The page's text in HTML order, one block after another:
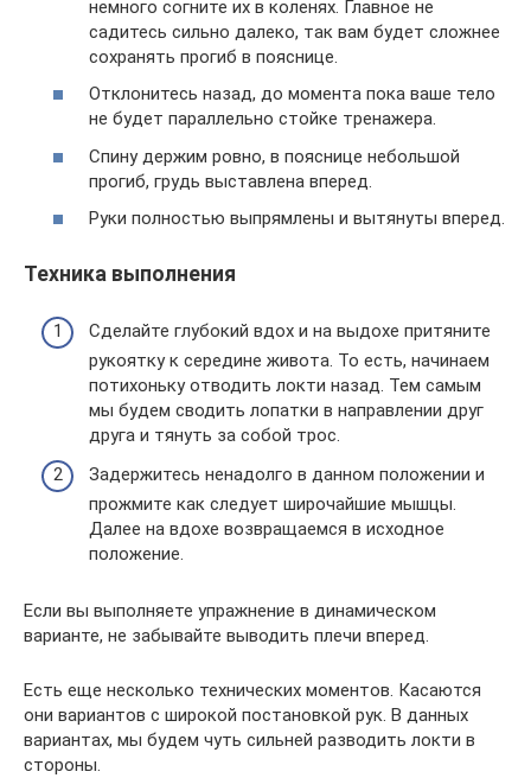
немного согните их в коленях. Главное не
садитесь сильно далеко, так вам будет сложнее
сохранять прогиб в пояснице.
Отклонитесь назад, до момента пока ваше тело
не будет параллельно стойке тренажера.
Спину держим ровно, в пояснице небольшой
прогиб, грудь выставлена вперед.
Руки полностью выпрямлены и вытянуты вперед.
Техника выполнения
Сделайте глубокий вдох и на выдохе притяните
рукоятку к середине живота. То есть, начинаем
потихоньку отводить локти назад. Тем самым
мы будем сводить лопатки в направлении друг
друга и тянуть за собой трос.
Задержитесь ненадолго в данном положении и
прожмите как следует широчайшие мышцы.
Далее на вдохе возвращаемся в исходное
положение.
Если вы выполняете упражнение в динамическом
варианте, не забывайте выводить плечи вперед.
Есть еще несколько технических моментов. Касаются
они вариантов с широкой постановкой рук. В данных
вариантах, мы будем чуть сильней разводить локти в
стороны.